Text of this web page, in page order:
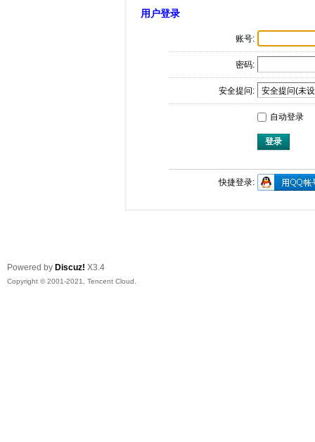
用户登录
账号:
密码:
安全提问:
自动登录
登录
快捷登录:
Powered by Discuz! X3.4
Copyright © 2001-2021, Tencent Cloud.